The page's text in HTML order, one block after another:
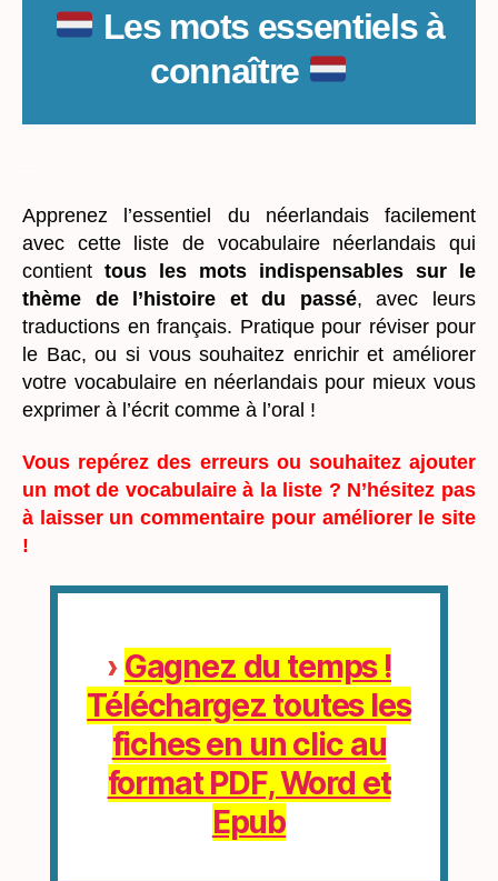
Les mots essentiels à
connaître
Apprenez l’essentiel du néerlandais facilement
avec cette liste de vocabulaire néerlandais qui
contient tous les mots indispensables sur le
thème de l’histoire et du passé, avec leurs
traductions en français. Pratique pour réviser pour
le Bac, ou si vous souhaitez enrichir et améliorer
votre vocabulaire en néerlandais pour mieux vous
exprimer à l’écrit comme à l’oral !
Vous repérez des erreurs ou souhaitez ajouter
un mot de vocabulaire à la liste ? N’hésitez pas
à laisser un commentaire pour améliorer le site
!
› Gagnez du temps !
Téléchargez toutes les
fiches en un clic au
format PDF, Word et
Epub